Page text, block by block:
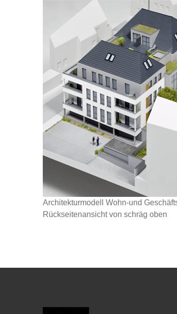
Architekturmodell Wohn-und
Rückseitenansicht von schräg oben